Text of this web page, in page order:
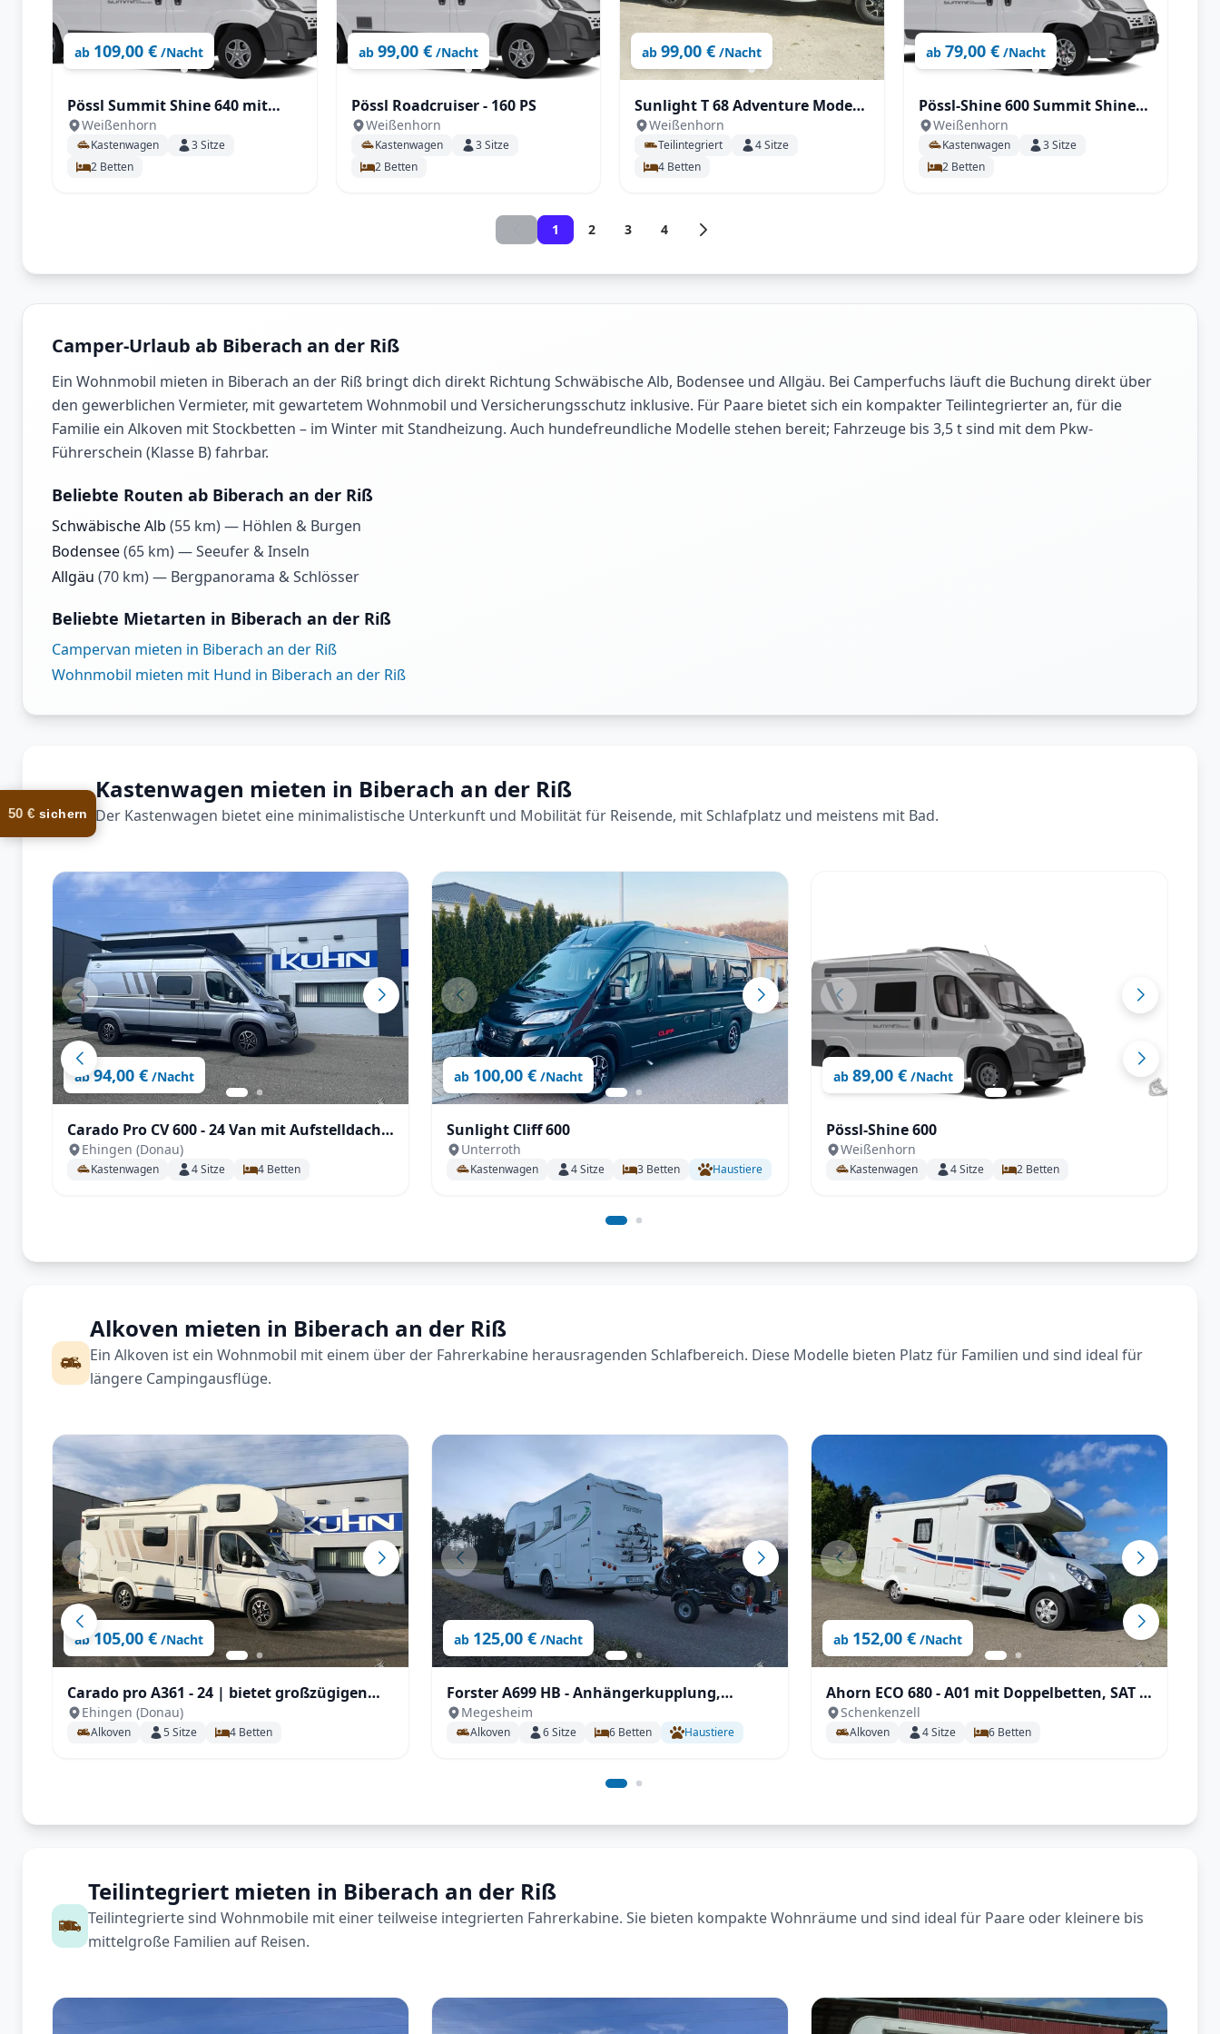
ab 109,00 € /Nacht
Pössl Summit Shine 640 mit
Automatikgetriebe 180 PS
Weißenhorn
Kastenwagen 3Sitze
2 Betten
ab 99,00 € /Nacht
Pössl Roadcruiser - 160 PS
Weißenhorn
Kastenwagen 3 Sitze
2 Betten
ab 99,00 € /Nacht
Sunlight T 68 Adventure Modell
26 mit Einzelbetten +Hubbett
Weißenhorn
Teilintegriert 4Sitze
4 Betten
ab 79,00 € /Nacht
Pössl-Shine 600 Summit Shine
LR unter 6m! Automatik
Weißenhorn
Kastenwagen 3 Sitze
2 Betten
1 2 3 4
Camper-Urlaub ab Biberach an der Riß
Ein Wohnmobil mieten in Biberach an der Riß bringt dich direkt Richtung Schwäbische Alb, Bodensee und Allgäu. Bei Camperfuchs läuft die Buchung direkt über
den gewerblichen Vermieter, mit gewartetem Wohnmobil und Versicherungsschutz inklusive. Für Paare bietet sich ein kompakter Teilintegrierter an, für die
Familie ein Alkoven mit Stockbetten – im Winter mit Standheizung. Auch hundefreundliche Modelle stehen bereit; Fahrzeuge bis 3,5 t sind mit dem Pkw-
Führerschein (Klasse B) fahrbar.
Beliebte Routen ab Biberach an der Riß
Schwäbische Alb (55 km) — Höhlen & Burgen
Bodensee(65 km) —Seeufer & Inseln
Allgäu (70 km) — Bergpanorama & Schlösser
Beliebte Mietarten in Biberach an der Riß
Campervan mieten in Biberach an der Riß
Wohnmobil mieten mit Hund in Biberach an der Riß
Kastenwagen mieten in Biberach an der Riß
Der Kastenwagen bietet eine minimalistische Unterkunft und Mobilität für Reisende, mit Schlafplatz und meistens mit Bad.
ab 94,00 € /Nacht
Carado Pro CV 600 - 24 Van mit Aufstelldach,
TV, Automatik uvm.
Ehingen (Donau)
Kastenwagen 4Sitze 4 Betten
ab 100,00 € /Nacht
Sunlight Cliff 600
Unterroth
Kastenwagen 4Sitze 3 Betten Haustiere
ab 89,00 € /Nacht
Pössl-Shine 600
Weißenhorn
Kastenwagen 4Sitze 2 Betten
Alkoven mieten in Biberach an der Riß
Ein Alkoven ist ein Wohnmobil mit einem über der Fahrerkabine herausragenden Schlafbereich. Diese Modelle bieten Platz für Familien und sind ideal für
längere Campingausflüge.
ab 105,00 € /Nacht
Carado pro A361 - 24 | bietet großzügigen
Platz für 4-5 Personen , großem Doppelbett,
zusätzlicher Sitzgruppe, SAT / TV / Navi und
Ehingen (Donau)
Alkoven 5Sitze 4 Betten
ab 125,00 € /Nacht
Forster A699 HB - Anhängerkupplung,
Markise, Fahrradträger,
Fahrerhausverdunklung uvm.
Megesheim
Alkoven 6Sitze 6 Betten Haustiere
ab 152,00 € /Nacht
Ahorn ECO 680 - A01 mit Doppelbetten, SAT &
TVSchenkenzell
Alkoven 4Sitze 6 Betten
Teilintegriert mieten in Biberach an der Riß
Teilintegrierte sind Wohnmobile mit einer teilweise integrierten Fahrerkabine. Sie bieten kompakte Wohnräume und sind ideal für Paare oder kleinere bis
mittelgroße Familien auf Reisen.
50 € sichern